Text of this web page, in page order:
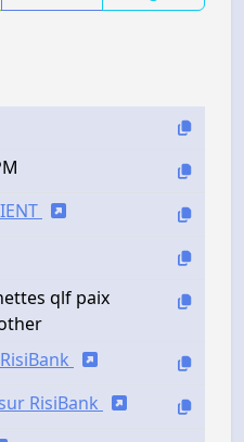
qlf paix
RisiBank